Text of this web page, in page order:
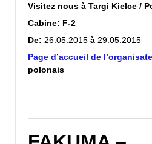
Visitez nous à Targi Kielce /
Cabine: F-2
De: 26.05.2015 à 29.05.2015
Page d’accueil de
polonais